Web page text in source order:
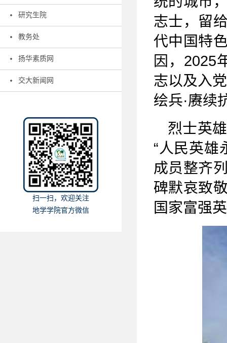
研究生院
教务处
扬华素质网
交大新闻网
扫一扫，欢迎关注
地学学院官方微信
志士，留
代中国特
因，2025
志以及入
绘兵·赓续
烈士英
“人民英雄
成员整齐
碑默哀致
国家富强